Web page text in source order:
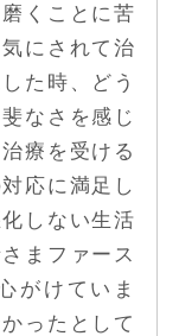
くことに苦
にされて治
た時、どう
なさを感じ
療を受ける
応に満足し
しない生活
まファース
がけていま
ったとして